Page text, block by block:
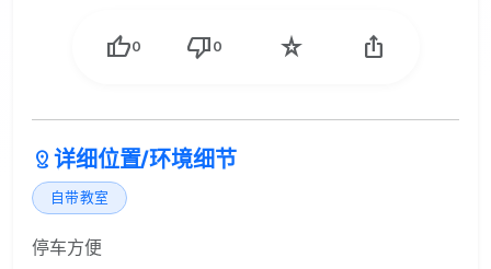
thumb_up0 thumb_down 0 star_rate ios_share
distance 详细位置/环境细节
自带教室
停车方便